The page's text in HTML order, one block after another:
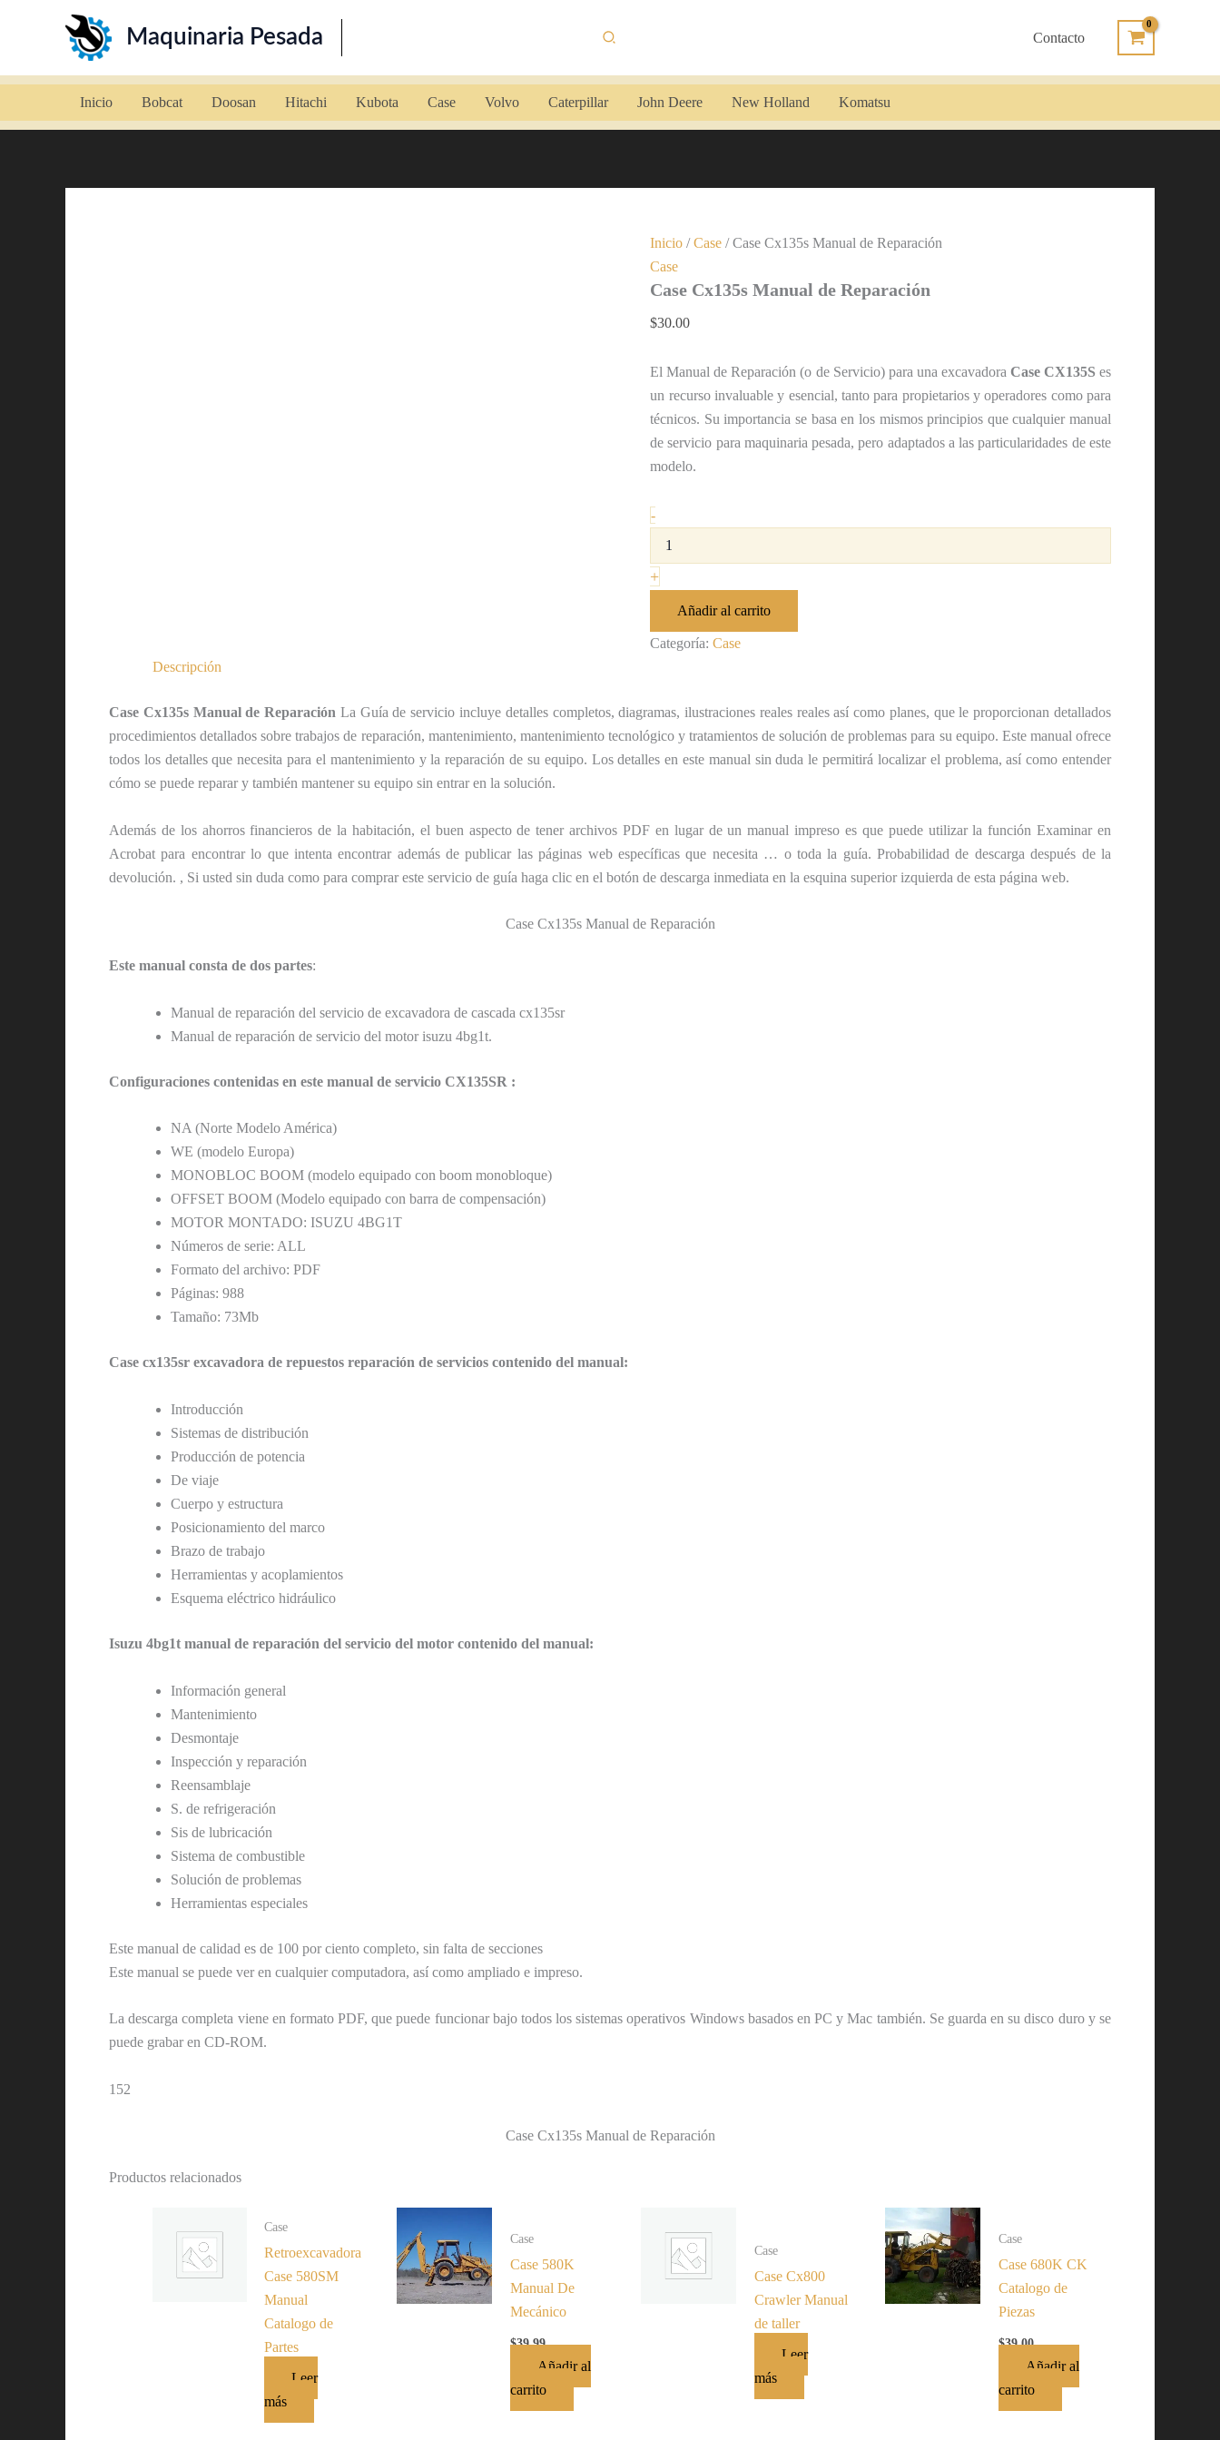
Maquinaria Pesada Buscar Contacto
Inicio Bobcat Doosan Hitachi Kubota Case Volvo Caterpillar John Deere New Holland Komatsu
Inicio /Case / Case Cx135s Manual de Reparación
Case
Case Cx135s Manual de Reparación
$30.00
El Manual de Reparación (o de Servicio) para una excavadora Case CX135S es
un recurso invaluable y esencial, tanto para propietarios y operadores como para
técnicos. Su importancia se basa en los mismos principios que cualquier manual
de servicio para maquinaria pesada, pero adaptados a las particularidades de este
modelo.
-
cantidad
+
Añadir al carrito
Categoría:Case
Descripción
Case Cx135s Manual de Reparación La Guía de servicio incluye detalles completos, diagramas, ilustraciones reales reales así como planes, que le proporcionan detallados
procedimientos detallados sobre trabajos de reparación, mantenimiento, mantenimiento tecnológico y tratamientos de solución de problemas para su equipo. Este manual ofrece
todos los detalles que necesita para el mantenimiento y la reparación de su equipo. Los detalles en este manual sin duda le permitirá localizar el problema, así como entender
cómo se puede reparar y también mantener su equipo sin entrar en la solución.
Además de los ahorros financieros de la habitación, el buen aspecto de tener archivos PDF en lugar de un manual impreso es que puede utilizar la función Examinar en
Acrobat para encontrar lo que intenta encontrar además de publicar las páginas web específicas que necesita … o toda la guía. Probabilidad de descarga después de la
devolución. , Si usted sin duda como para comprar este servicio de guía haga clic en el botón de descarga inmediata en la esquina superior izquierda de esta página web.
Case Cx135s Manual de Reparación
Este manual consta de dos partes:
Manual de reparación del servicio de excavadora de cascada cx135sr
Manual de reparación de servicio del motor isuzu 4bg1t.
Configuraciones contenidas en este manual de servicio CX135SR :
NA (Norte Modelo América)
WE (modelo Europa)
MONOBLOC BOOM (modelo equipado con boom monobloque)
OFFSET BOOM (Modelo equipado con barra de compensación)
MOTOR MONTADO: ISUZU 4BG1T
Números de serie: ALL
Formato del archivo: PDF
Páginas: 988
Tamaño: 73Mb
Case cx135sr excavadora de repuestos reparación de servicios contenido del manual:
Introducción
Sistemas de distribución
Producción de potencia
De viaje
Cuerpo y estructura
Posicionamiento del marco
Brazo de trabajo
Herramientas y acoplamientos
Esquema eléctrico hidráulico
Isuzu 4bg1t manual de reparación del servicio del motor contenido del manual:
Información general
Mantenimiento
Desmontaje
Inspección y reparación
Reensamblaje
S. de refrigeración
Sis de lubricación
Sistema de combustible
Solución de problemas
Herramientas especiales
Este manual de calidad es de 100 por ciento completo, sin falta de secciones
Este manual se puede ver en cualquier computadora, así como ampliado e impreso.
La descarga completa viene en formato PDF, que puede funcionar bajo todos los sistemas operativos Windows basados ​​en PC y Mac también. Se guarda en su disco duro y se
puede grabar en CD-ROM.
152
Case Cx135s Manual de Reparación
Productos relacionados
Case
Retroexcavadora
Case 580SM
Manual
Catalogo de
Partes
Leer
más
Case
Case 580K
Manual De
Mecánico
$39.99
Añadir al
carrito
Case
Case Cx800
Crawler Manual
de taller
Leer
más
Case
Case 680K CK
Catalogo de
Piezas
$39.00
Añadir al
carrito